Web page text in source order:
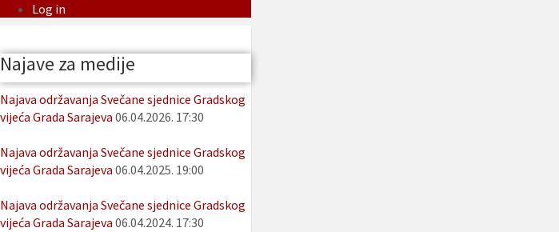
Log in
Najave za medije
Najava održavanja Svečane sjednice Gradskog
vijeća Grada Sarajeva 06.04.2026. 17:30
Najava održavanja Svečane sjednice Gradskog
vijeća Grada Sarajeva 06.04.2025. 19:00
Najava održavanja Svečane sjednice Gradskog
vijeća Grada Sarajeva 06.04.2024. 17:30